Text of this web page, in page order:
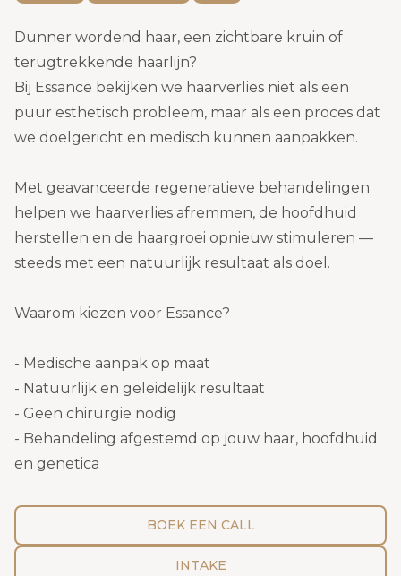
Dunner wordend haar, een zichtbare kruin of
terugtrekkende haarlijn?
Bij Essance bekijken we haarverlies niet als een
puur esthetisch probleem, maar als een proces dat
we doelgericht en medisch kunnen aanpakken.
Met geavanceerde regeneratieve behandelingen
helpen we haarverlies afremmen, de hoofdhuid
herstellen en de haargroei opnieuw stimuleren —
steeds met een natuurlijk resultaat als doel.
Waarom kiezen voor Essance?
- Medische aanpak op maat
- Natuurlijk en geleidelijk resultaat
- Geen chirurgie nodig
- Behandeling afgestemd op jouw haar, hoofdhuid
en genetica
BOEK EEN CALL
INTAKE